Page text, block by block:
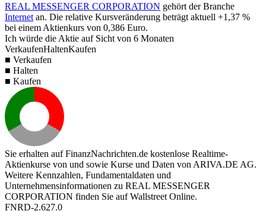
REAL MESSENGER CORPORATION gehört der Branche
Internet an. Die relative Kursveränderung beträgt aktuell +1,37 %
bei einem Aktienkurs von 0,386 Euro.
Ich würde die Aktie auf Sicht von 6 Monaten
VerkaufenHaltenKaufen
■ Verkaufen
■ Halten
■ Kaufen
Sie erhalten auf FinanzNachrichten.de kostenlose Realtime-
Aktienkurse von und sowie Kurse und Daten von ARIVA.DE AG.
Weitere Kennzahlen, Fundamentaldaten und
Unternehmensinformationen zu REAL MESSENGER
CORPORATION finden Sie aufWallstreet Online.
FNRD-2.627.0